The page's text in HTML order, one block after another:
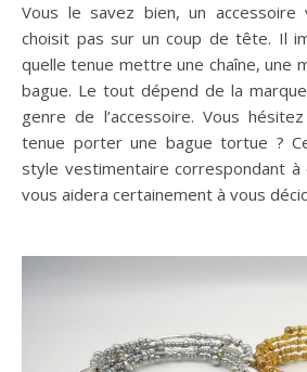
Vous le savez bien, un accessoire vestimentaire ne se
choisit pas sur un coup de tête. Il
quelle tenue mettre une chaîne, une
bague. Le tout dépend de la
genre de l’accessoire. Vous
tenue porter une bague tortue ?
style vestimentaire correspondant à
vous aidera certainement à vous